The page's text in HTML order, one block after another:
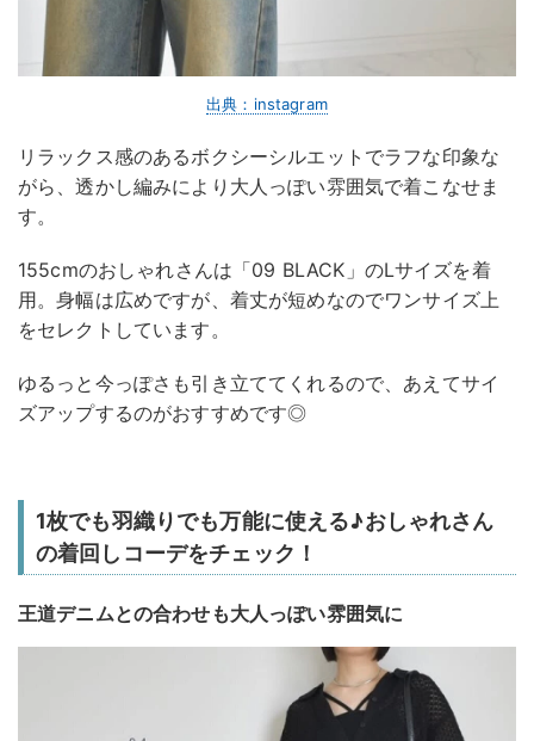
出典：instagram
リラックス感のあるボクシーシルエットでラフな印象な
がら、透かし編みにより大人っぽい雰囲気で着こなせま
す。
155cmのおしゃれさんは「09 BLACK」のLサイズを着
用。身幅は広めですが、着丈が短めなのでワンサイズ上
をセレクトしています。
ゆるっと今っぽさも引き立ててくれるので、あえてサイ
ズアップするのがおすすめです◎
1枚でも羽織りでも万能に使える♪おしゃれさん
の着回しコーデをチェック！
王道デニムとの合わせも大人っぽい雰囲気に